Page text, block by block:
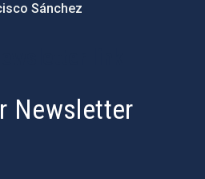
Sánchez
Newsletter